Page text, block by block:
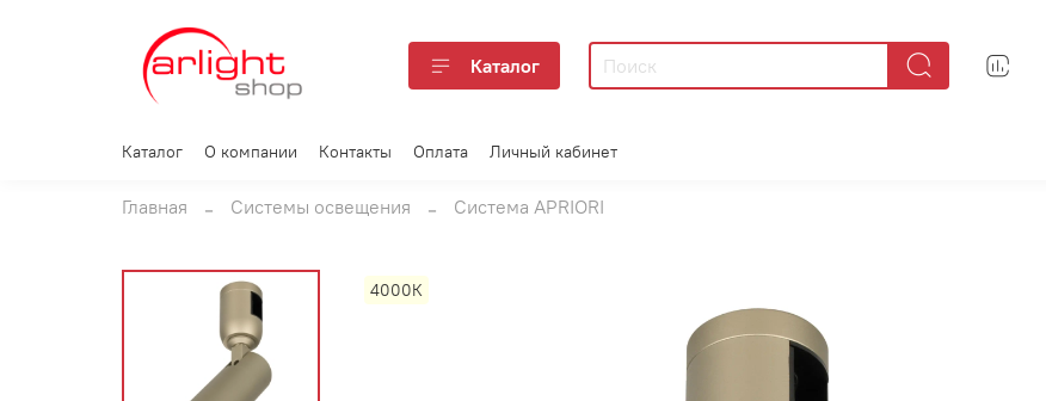
Каталог
Каталог О компании Контакты Оплата Личный кабинет
Главная Системы освещения Система APRIORI
4000К